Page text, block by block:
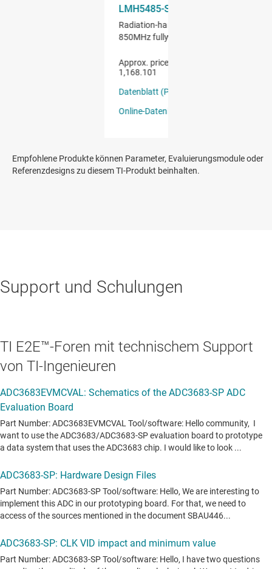
Empfohlene Produkte können Parameter, Evaluierungsmodule oder
Referenzdesigns zu diesem TI-Produkt beinhalten.
Support und Schulungen
TI E2E™-Foren mit technischem Support
von TI-Ingenieuren